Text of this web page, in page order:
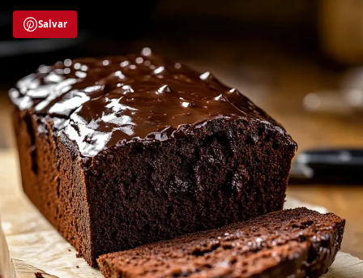
Salvar